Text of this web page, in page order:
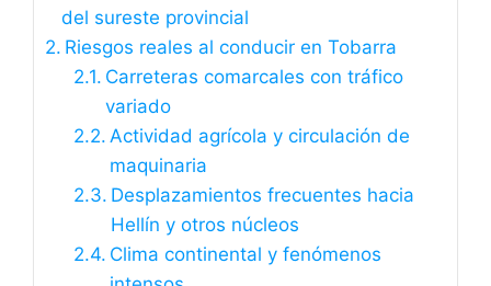
del sureste provincial
Riesgos reales al conducir en Tobarra
Carreteras comarcales con tráfico
variado
Actividad agrícola y circulación de
maquinaria
Desplazamientos frecuentes hacia
Hellín y otros núcleos
Clima continental y fenómenos